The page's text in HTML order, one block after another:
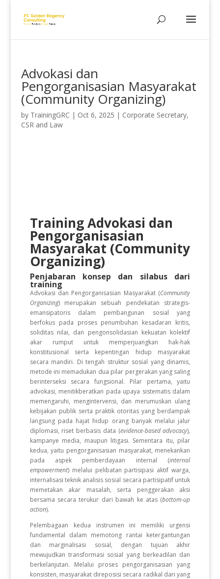
Advokasi dan
Pengorganisasian Masyarakat
(Community Organizing)
by TrainingGRC | Oct 6, 2025 | Corporate Secretary,
CSR and Law
Training Advokasi dan
Pengorganisasian
Masyarakat (Community
Organizing)
Penjabaran konsep dan silabus dari
training
Advokasi dan Pengorganisasian Masyarakat (Community
Organizing) merupakan sebuah pendekatan strategis-
emansipatoris dalam pembangunan sosial yang
berfokus pada proses penumbuhan kesadaran kritis,
soliditas nilai, dan pengonsolidasian kekuatan kolektif
akar rumput untuk memperjuangkan hak-hak
konstitusional serta kepentingan hidup masyarakat
secara mandiri. Di tengah struktur sosial yang dinamis,
metode ini memadukan dua pilar pergerakan yang saling
berinterseksi secara fungsional. Pilar pertama, yaitu
advokasi, menitikberatkan pada upaya sistematis dalam
memengaruhi, mengintervensi, dan merumuskan ulang
kebijakan publik serta praktik otoritas yang berdampak
langsung pada hajat hidup orang banyak melalui jalur
diplomasi, riset berbasis data (evidence-based advocacy),
kampanye media, maupun litigasi. Sementara itu, pilar
kedua, yaitu pengorganisasian masyarakat, menekankan
pada aspek pemberdayaan internal (internal
empowerment) melalui pelibatan partisipasi aktif warga,
internalisasi teknik analisis sosial secara partisipatif untuk
memetakan akar masalah, serta penggerakan aksi
bersama secara terukur dari bawah ke atas (bottom-up
action).
Pelembagaan kedua instrumen ini memiliki urgensi
fundamental dalam memotong rantai ketergantungan
dan marginalisasi sosial, dengan tujuan akhir
mewujudkan transformasi sosial yang berkeadilan dan
berkelanjutan. Melalui proses pengorganisasian yang
konsisten, masyarakat direposisi secara radikal dari yang